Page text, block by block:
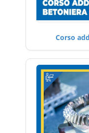
Corso